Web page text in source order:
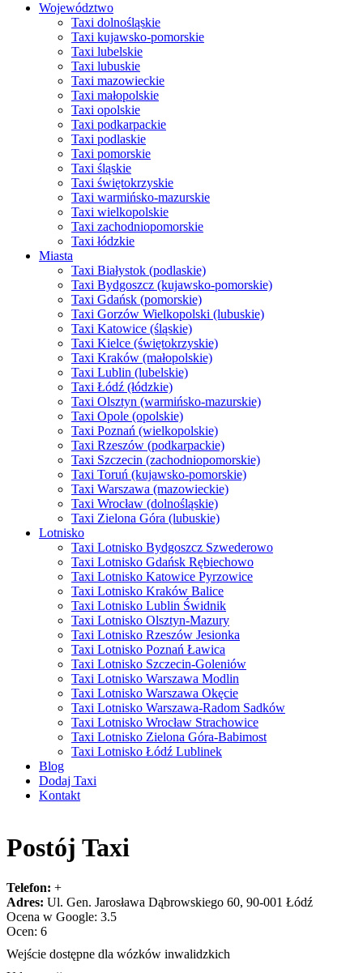
Województwo
Taxi dolnośląskie
Taxi kujawsko-pomorskie
Taxi lubelskie
Taxi lubuskie
Taxi mazowieckie
Taxi małopolskie
Taxi opolskie
Taxi podkarpackie
Taxi podlaskie
Taxi pomorskie
Taxi śląskie
Taxi świętokrzyskie
Taxi warmińsko-mazurskie
Taxi wielkopolskie
Taxi zachodniopomorskie
Taxi łódzkie
Miasta
Taxi Białystok (podlaskie)
Taxi Bydgoszcz (kujawsko-pomorskie)
Taxi Gdańsk (pomorskie)
Taxi Gorzów Wielkopolski (lubuskie)
Taxi Katowice (śląskie)
Taxi Kielce (świętokrzyskie)
Taxi Kraków (małopolskie)
Taxi Lublin (lubelskie)
Taxi Łódź (łódzkie)
Taxi Olsztyn (warmińsko-mazurskie)
Taxi Opole (opolskie)
Taxi Poznań (wielkopolskie)
Taxi Rzeszów (podkarpackie)
Taxi Szczecin (zachodniopomorskie)
Taxi Toruń (kujawsko-pomorskie)
Taxi Warszawa (mazowieckie)
Taxi Wrocław (dolnośląskie)
Taxi Zielona Góra (lubuskie)
Lotnisko
Taxi Lotnisko Bydgoszcz Szwederowo
Taxi Lotnisko Gdańsk Rębiechowo
Taxi Lotnisko Katowice Pyrzowice
Taxi Lotnisko Kraków Balice
Taxi Lotnisko Lublin Świdnik
Taxi Lotnisko Olsztyn-Mazury
Taxi Lotnisko Rzeszów Jesionka
Taxi Lotnisko Poznań Ławica
Taxi Lotnisko Szczecin-Goleniów
Taxi Lotnisko Warszawa Modlin
Taxi Lotnisko Warszawa Okęcie
Taxi Lotnisko Warszawa-Radom Sadków
Taxi Lotnisko Wrocław Strachowice
Taxi Lotnisko Zielona Góra-Babimost
Taxi Lotnisko Łódź Lublinek
Blog
Dodaj Taxi
Kontakt
Postój Taxi
Telefon: +
Adres: Ul. Gen. Jarosława Dąbrowskiego 60, 90-001 Łódź
Ocena w Google: 3.5
Ocen: 6
Wejście dostępne dla wózków inwalidzkich